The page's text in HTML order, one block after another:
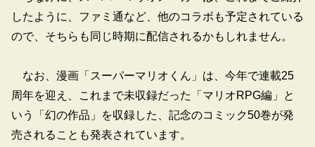
したように、ファミ通など、他のコラボも予定されている
ので、そちらも同じ時期に配信されるかもしれません。
なお、漫画「スーパーマリオくん」は、今年で連載25
周年を迎え、これまで未収録だった「マリオRPG編」と
いう「幻の作品」を収録した、記念のコミック50巻が発
売されることも発表されています。